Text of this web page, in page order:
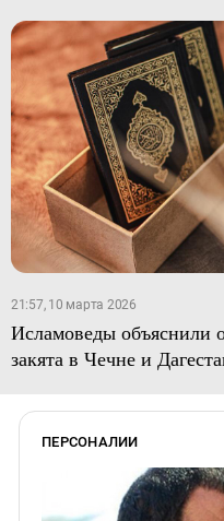
21:57, 10 марта 2026
Исламоведы объяснили
закята в Чечне и
ПЕРСОНАЛИИ